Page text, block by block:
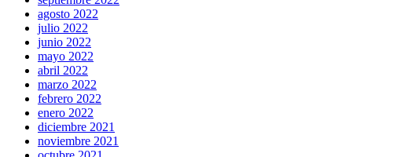
agosto 2022
julio 2022
junio 2022
mayo 2022
abril 2022
marzo 2022
febrero 2022
enero 2022
diciembre 2021
noviembre 2021